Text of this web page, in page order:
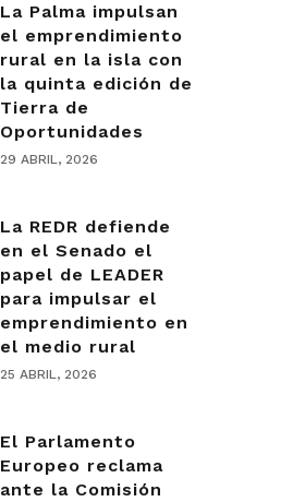
La Palma impulsan
el emprendimiento
rural en la isla con
la quinta edición de
Tierra de
Oportunidades
29 ABRIL, 2026
La REDR defiende
en el Senado el
papel de LEADER
para impulsar el
emprendimiento en
el medio rural
25 ABRIL, 2026
El Parlamento
Europeo reclama
ante la Comisión